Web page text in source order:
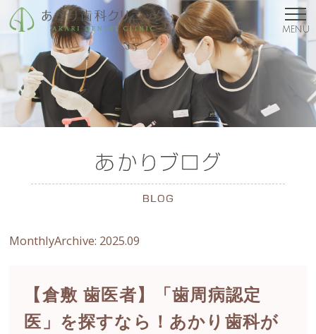
MENU
MonthlyArchive: 2025.09
【倉敷 歯医者】「歯周病認定
医」を探すなら！あかり歯科が